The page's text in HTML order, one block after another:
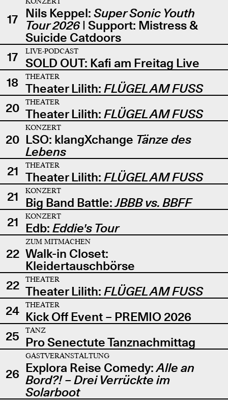
17 Nils Keppel: Super Sonic Youth
Tour 2026| Support: Mistress &
Suicide Catdoors
17
LIVE-PODCAST
SOLD OUT: Kafi am Freitag Live
18
THEATER
Theater Lilith: FLÜGEL AM FUSS
20
THEATER
Theater Lilith: FLÜGEL AM FUSS
20
KONZERT
LSO: klangXchange Tänze des
Lebens
21
THEATER
Theater Lilith: FLÜGEL AM FUSS
21
KONZERT
Big Band Battle:JBBB vs. BBFF
21
KONZERT
Edb: Eddie's Tour
22
ZUM MITMACHEN
Walk-in Closet:
Kleidertauschbörse
22
THEATER
Theater Lilith: FLÜGEL AM FUSS
24
THEATER
Kick Off Event – PREMIO 2026
25
TANZ
Pro Senectute Tanznachmittag
26
GASTVERANSTALTUNG
Explora Reise Comedy:Alle an
Bord?! – Drei Verrückte im
Solarboot